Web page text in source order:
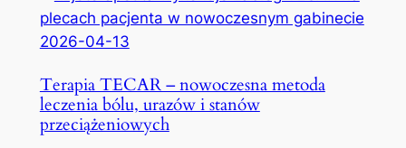
2026-04-13
Terapia TECAR – nowoczesna metoda
leczenia bólu, urazów i stanów
przeciążeniowych